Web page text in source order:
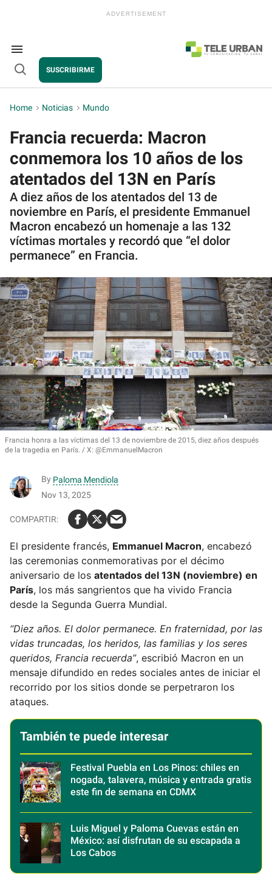
Search
&
Section
Navigation
Open
SUSCRIBIRME
Home > Noticias > Mundo
Francia recuerda: Macron
conmemora los 10 años de los
atentados del 13N en París
A diez años de los atentados del 13 de
noviembre en París, el presidente Emmanuel
Macron encabezó un homenaje a las 132
víctimas mortales y recordó que “el dolor
permanece” en Francia.
Francia honra a las víctimas del 13 de noviembre de 2015, diez años después
de la tragedia en París.
X: @EmmanuelMacron
By Paloma Mendiola
Nov 13, 2025
El presidente francés, Emmanuel Macron, encabezó
las ceremonias conmemorativas por el décimo
aniversario de los atentados del 13N (noviembre) en
París, los más sangrientos que ha vivido Francia
desde la Segunda Guerra Mundial.
“Diez años. El dolor permanece. En fraternidad, por las
vidas truncadas, los heridos, las familias y los seres
queridos, Francia recuerda”, escribió Macron en un
mensaje difundido en redes sociales antes de iniciar el
recorrido por los sitios donde se perpetraron los
ataques.
También te puede interesar
Festival Puebla en Los Pinos: chiles en
nogada, talavera, música y entrada gratis
este fin de semana en CDMX
Luis Miguel y Paloma Cuevas están en
México: así disfrutan de su escapada a
Los Cabos